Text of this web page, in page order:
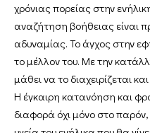
χρόνιας πορείας στην
αναζήτηση βοήθειας είναι
αδυναμίας. Το άγχος στην
το μέλλον του. Με την
μάθει να το διαχειρίζεται
Η έγκαιρη κατανόηση και
διαφορά όχι μόνο στο